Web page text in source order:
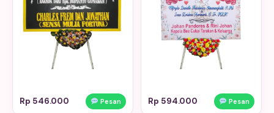
Rp 546.000 Pesan Rp 594.000 Pesan